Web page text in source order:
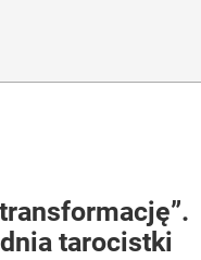
tarocistki